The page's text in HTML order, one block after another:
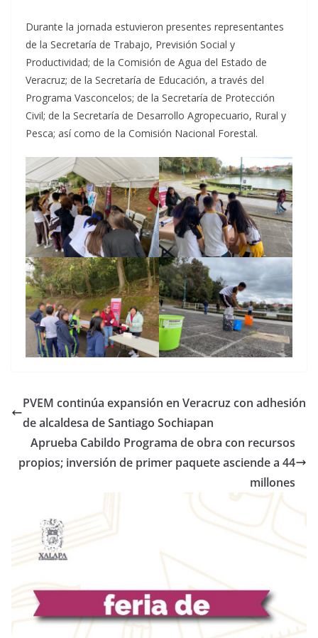
Durante la jornada estuvieron presentes representantes
de la Secretaría de Trabajo, Previsión Social y
Productividad; de la Comisión de Agua del Estado de
Veracruz; de la Secretaría de Educación, a través del
Programa Vasconcelos; de la Secretaría de Protección
Civil; de la Secretaría de Desarrollo Agropecuario, Rural y
Pesca; así como de la Comisión Nacional Forestal.
PVEM continúa expansión en Veracruz con adhesión
de alcaldesa de Santiago Sochiapan
Aprueba Cabildo Programa de obra con recursos
propios; inversión de primer paquete asciende a 44
millones